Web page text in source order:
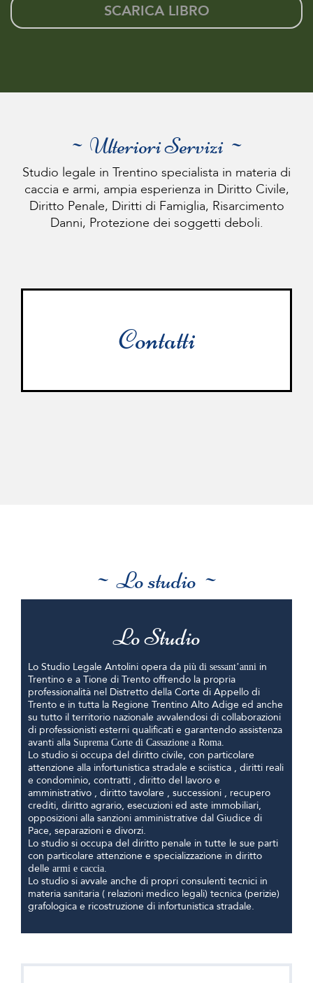
SCARICA LIBRO
~ Ulteriori Servizi ~
Studio legale in Trentino specialista in materia di
caccia e armi, ampia esperienza in Diritto Civile,
Diritto Penale, Diritti di Famiglia, Risarcimento
Danni, Protezione dei soggetti deboli.
Contatti
~ Lo studio ~
Lo Studio
Lo Studio Legale Antolini opera da più di sessant’anni in
Trentino e a Tione di Trento offrendo la propria
professionalità nel Distretto della Corte di Appello di
Trento e in tutta la Regione Trentino Alto Adige ed anche
su tutto il territorio nazionale avvalendosi di collaborazioni
di professionisti esterni qualificati e garantendo assistenza
avanti alla Suprema Corte di Cassazione a Roma.
Lo studio si occupa del diritto civile, con particolare
attenzione alla infortunistica stradale e sciistica , diritti reali
e condominio, contratti , diritto del lavoro e
amministrativo , diritto tavolare , successioni , recupero
crediti, diritto agrario, esecuzioni ed aste immobiliari,
opposizioni alla sanzioni amministrative dal Giudice di
Pace, separazioni e divorzi.
Lo studio si occupa del diritto penale in tutte le sue parti
con particolare attenzione e specializzazione in diritto
delle armi e caccia.
Lo studio si avvale anche di propri consulenti tecnici in
materia sanitaria ( relazioni medico legali) tecnica (perizie)
grafologica e ricostruzione di infortunistica stradale.